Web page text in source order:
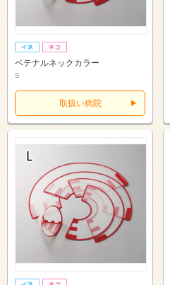
ベテナルネックカラー
S
取扱い病院